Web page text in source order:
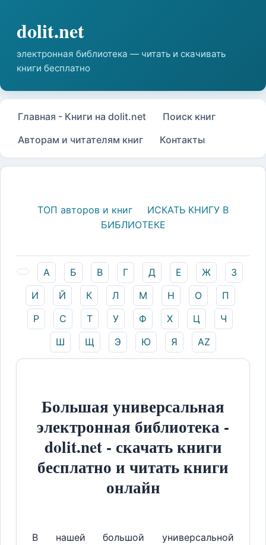
Главная - Книги на dolit.net
Поиск книг
Авторам и читателям книг
Контакты
ТОП авторов и книг
ИСКАТЬ КНИГУ В
БИБЛИОТЕКЕ
А Б В Г Д Е Ж
З
И
Й К Л М Н О
П
Р
С Т У Ф Х Ц
Ч
Ш
Щ Э Ю Я AZ
Большая универсальная
электронная библиотека -
dolit.net - скачать книги
бесплатно и читать книги
онлайн
В нашей большой универсальной